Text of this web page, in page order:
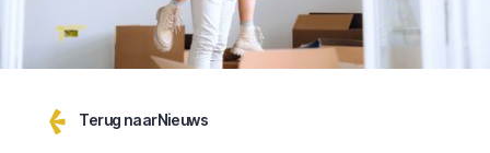
Terug naarNieuws